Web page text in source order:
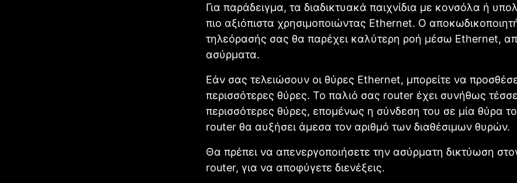
Για παράδειγμα, τα διαδικτυακά παιχνίδια με κονσόλα ή
πιο αξιόπιστα χρησιμοποιώντας Ethernet. Ο
τηλεόρασής σας θα παρέχει καλύτερη ροή μέσω Ethernet,
ασύρματα.
Εάν σας τελειώσουν οι θύρες Ethernet, μπορείτε να
περισσότερες θύρες. Το παλιό σας router έχει συνήθως
περισσότερες θύρες, επομένως η σύνδεση του σε μία θύρα
router θα αυξήσει άμεσα τον αριθμό των διαθέσιμων θυρών.
Θα πρέπει να απενεργοποιήσετε την ασύρματη δικτύωση
router, για να αποφύγετε διενέξεις.